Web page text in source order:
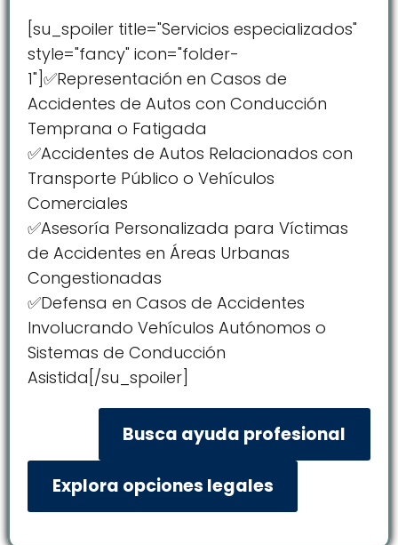
[su_spoiler title="Servicios especializados"
style="fancy" icon="folder-
1"]✅Representación en Casos de
Accidentes de Autos con Conducción
Temprana o Fatigada
✅Accidentes de Autos Relacionados con
Transporte Público o Vehículos
Comerciales
✅Asesoría Personalizada para Víctimas
de Accidentes en Áreas Urbanas
Congestionadas
✅Defensa en Casos de Accidentes
Involucrando Vehículos Autónomos o
Sistemas de Conducción
Asistida[/su_spoiler]
Busca ayuda profesional
Explora opciones legales